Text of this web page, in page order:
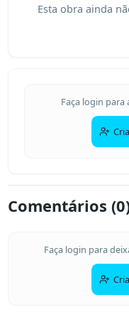
Esta obra ainda
Faça login para
Comentários (0
Faça login para